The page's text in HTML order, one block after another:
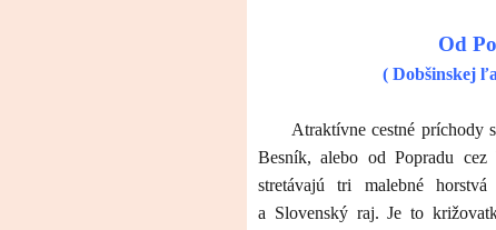
Od
( Dobšinskej
Atraktívne cestné príchody
Besník, alebo od Popradu
stretávajú tri malebné
a Slovenský raj. Je to